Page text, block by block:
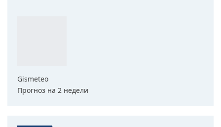
Gismeteo
Прогноз на 2 недели